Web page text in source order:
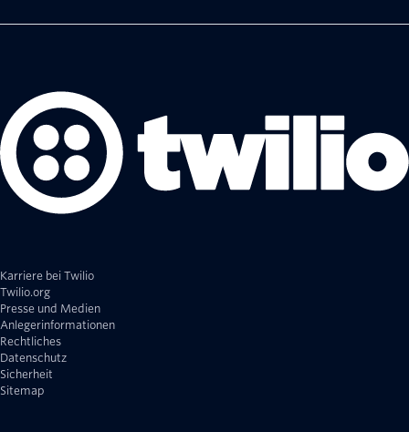
Karriere bei Twilio
Twilio.org
Presse und Medien
Anlegerinformationen
Rechtliches
Datenschutz
Sicherheit
Sitemap